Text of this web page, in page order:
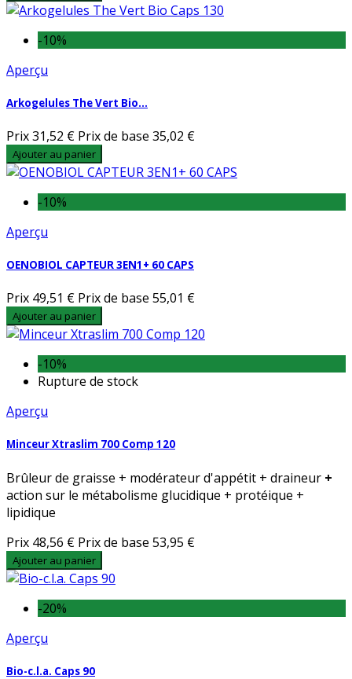
-10%
Aperçu
Arkogelules The Vert Bio...
Prix31,52 € Prix de base 35,02 €
Ajouter au panier
-10%
Aperçu
OENOBIOL CAPTEUR 3EN1+ 60 CAPS
Prix 49,51 € Prix de base 55,01 €
Ajouter au panier
-10%
Rupture de stock
Aperçu
Minceur Xtraslim 700 Comp 120
Brûleur de graisse + modérateur d'appétit + draineur +
action sur le métabolisme glucidique + protéique +
lipidique
Prix 48,56 € Prix de base 53,95 €
Ajouter au panier
-20%
Aperçu
Bio-c.l.a. Caps 90